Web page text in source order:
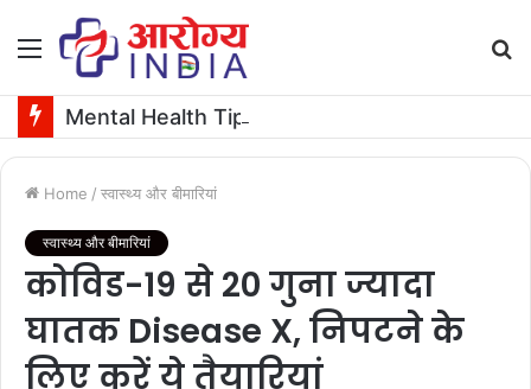
Menu
Home / स्वास्थ्य और बीमारियां
स्वास्थ्य और बीमारियां
कोविड-19 से 20 गुना ज्यादा
घातक Disease X, निपटने के
लिए करें ये तैयारियां